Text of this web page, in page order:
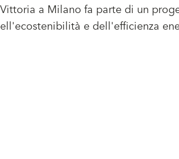
a Milano fa parte di un
e dell'efficienza